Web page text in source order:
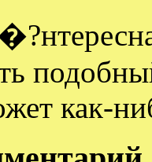
как-